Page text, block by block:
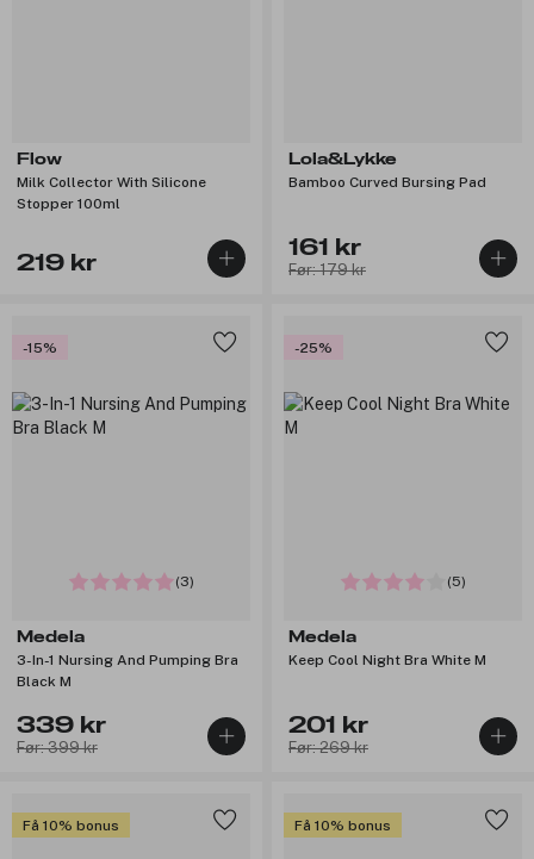
Flow
Milk Collector With Silicone
Stopper 100ml
219 kr
Lola&Lykke
Bamboo Curved Bursing Pad
161 kr
Før: 179 kr
-15%
(3)
Medela
3-In-1 Nursing And Pumping Bra
Black M
339 kr
Før: 399 kr
-25%
(5)
Medela
Keep Cool Night Bra White M
201 kr
Før: 269 kr
Få 10% bonus Få 10% bonus